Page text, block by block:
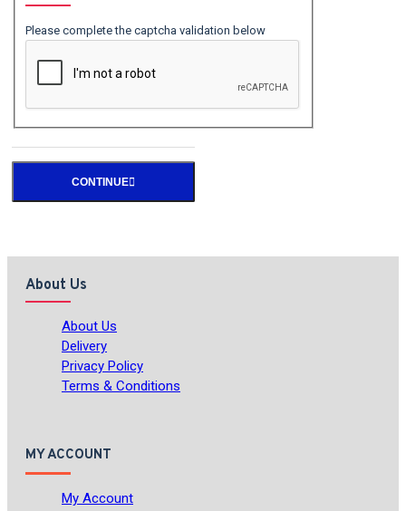
Please complete the captcha validation below
CONTINUE
About Us
About Us
Delivery
Privacy Policy
Terms & Conditions
MY ACCOUNT
My Account